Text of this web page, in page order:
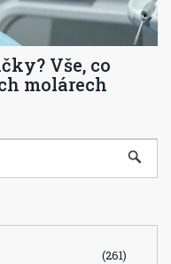
Vše, co
molárech
(261)